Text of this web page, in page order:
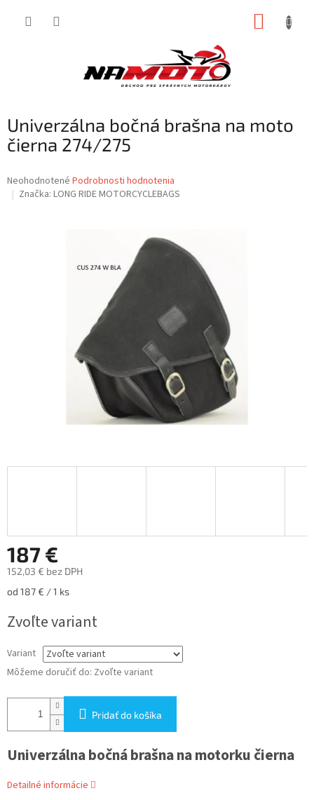
Univerzálna bočná brašna na moto
čierna 274/275
Priemerné
hodnotenie
Neohodnotené Podrobnosti hodnotenia
Značka: LONG RIDE MOTORCYCLEBAGS
187 €
152,03 € bez DPH
Jednotková
od 187 € / 1 ks
Zvoľte variant
Variant
Môžeme doručiť do: Zvoľte variant
Pridať do košíka
Univerzálna bočná brašna na motorku čierna
Detailné informácie